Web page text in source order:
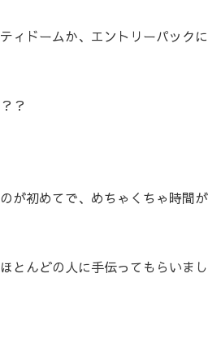
ィドームか、エントリーパックに
？
が初めてで、めちゃくちゃ時間が
とんどの人に手伝ってもらいまし